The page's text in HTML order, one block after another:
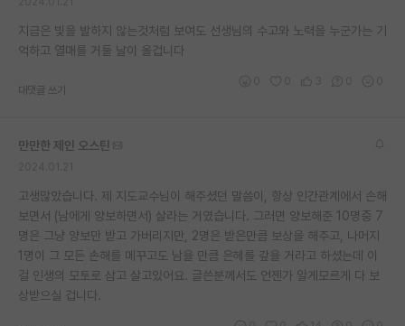
지금은 빛을 발하지 않는것처럼 보여도 선생님의 수고와 노력을 누군가는 기
억하고 열매를 거둘 날이 올겁니다
대댓글 쓰기
만만한 제인 오스틴
고생많았습니다. 제 지도교수님이 해주셨던 말씀이, 항상 인간관계에서 손해
보면서 (남에게 양보하면서) 살라는 거였습니다. 그러면 양보해준 10명중 7
명은 그냥 양보만 받고 가버리지만, 2명은 받은만큼 보상을 해주고, 나머지
1명이 그 모든 손해를 메꾸고도 남을 만큼 은헤를 갚을 거라고 하셨는데 이
걸 인생의 모토로 삼고 살고있어요. 글쓴분께서도 언젠가 알게모르게 다 보
상받으실 겁니다.